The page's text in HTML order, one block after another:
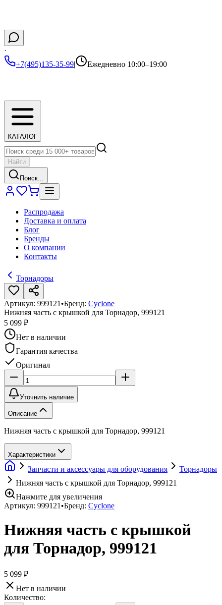
·
+7(495)135-35-99| Ежедневно 10:00–19:00
КАТАЛОГ
Найти
Поиск...
Распродажа
Доставка и оплата
Блог
Бренды
О компании
Контакты
Торнадоры
Артикул: 999121 •Бренд: Cyclone
Нижняя часть с крышкой для Торнадор, 999121
5 099 ₽
Нет в наличии
Гарантия качества
Оригинал
Уточнить наличие
Описание
Нижняя часть с крышкой для Торнадор, 999121
Характеристики
Запчасти и аксессуары для оборудования
Торнадоры
Нижняя часть с крышкой для Торнадор, 999121
Нажмите для увеличения
Артикул: 999121 •Бренд: Cyclone
Нижняя часть с крышкой
для Торнадор, 999121
5 099 ₽
Нет в наличии
Количество: